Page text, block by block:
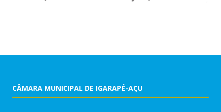
CÂMARA MUNICIPAL DE IGARAPÉ-AÇU